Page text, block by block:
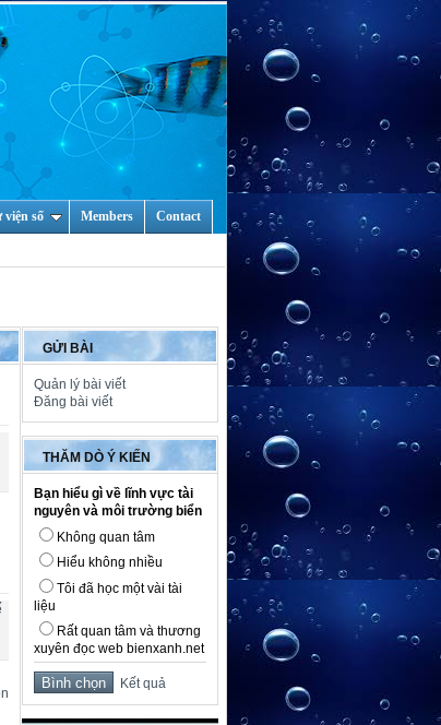
viện số Members Contact
GỬI BÀI
Quản lý bài viết
Đăng bài viết
THĂM DÒ Ý KIẾN
Bạn hiểu gì về lĩnh vực tài
nguyên và môi trường biển
Không quan tâm
Hiểu không nhiều
Tôi đã học một vài tài
liệu
Rất quan tâm và thương
xuyên đọc web bienxanh.net
Kết quả